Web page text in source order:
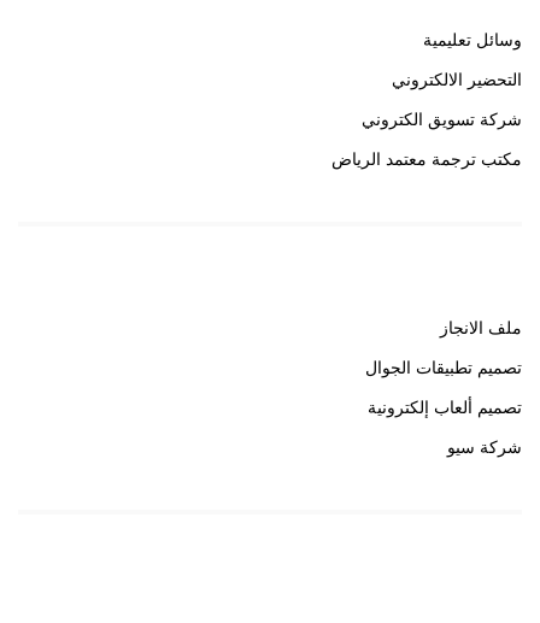
وسائل تعليمية
التحضير الالكتروني
شركة تسويق الكتروني
مكتب ترجمة معتمد الرياض
ملف الانجاز
تصميم تطبيقات الجوال
تصميم ألعاب إلكترونية
شركة سيو